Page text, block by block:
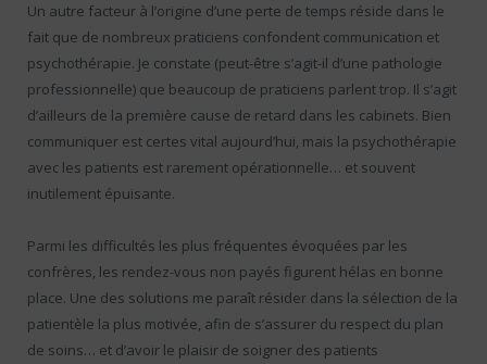
Un autre facteur à l’origine d’une perte de temps réside dans le
fait que de nombreux praticiens confondent communication et
psychothérapie. Je constate (peut-être s’agit-il d’une pathologie
professionnelle) que beaucoup de praticiens parlent trop. Il s’agit
d’ailleurs de la première cause de retard dans les cabinets. Bien
communiquer est certes vital aujourd’hui, mais la psychothérapie
avec les patients est rarement opérationnelle… et souvent
inutilement épuisante.
Parmi les difficultés les plus fréquentes évoquées par les
confrères, les rendez-vous non payés figurent hélas en bonne
place. Une des solutions me paraît résider dans la sélection de la
patientèle la plus motivée, afin de s’assurer du respect du plan
de soins… et d’avoir le plaisir de soigner des patients